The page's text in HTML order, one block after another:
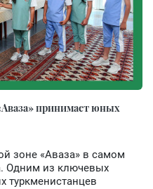
принимает юных
зоне «Аваза» в самом
Одним из ключевых
туркменистанцев